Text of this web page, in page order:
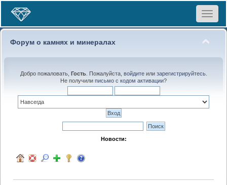
Toggle
Форум о камнях и минералах
Добро пожаловать, Гость. Пожалуйста, войдитеили зарегистрируйтесь.
Не получили письмо с кодом активации?
Новости: